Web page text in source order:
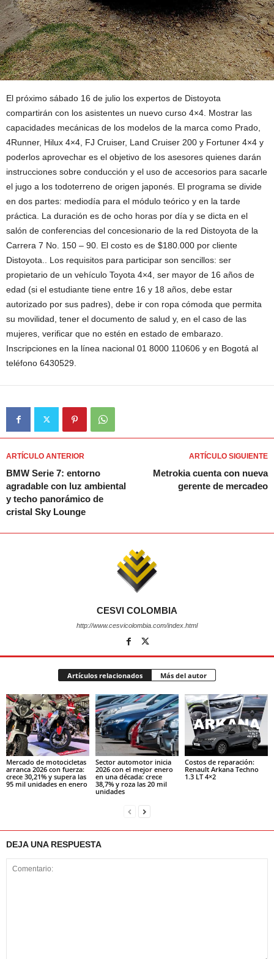
El próximo sábado 16 de julio los expertos de Distoyota
compartirán con los asistentes un nuevo curso 4×4. Mostrar las
capacidades mecánicas de los modelos de la marca como Prado,
4Runner, Hilux 4×4, FJ Cruiser, Land Cruiser 200 y Fortuner 4×4 y
poderlos aprovechar es el objetivo de los asesores quienes darán
instrucciones sobre conducción y el uso de accesorios para sacarle
el jugo a los todoterreno de origen japonés. El programa se divide
en dos partes: mediodía para el módulo teórico y en la tarde
práctica. La duración es de ocho horas por día y se dicta en el
salón de conferencias del concesionario de la red Distoyota de la
Carrera 7 No. 150 – 90. El costo es de $180.000 por cliente
Distoyota.. Los requisitos para participar son sencillos: ser
propietario de un vehículo Toyota 4×4, ser mayor de 16 años de
edad (si el estudiante tiene entre 16 y 18 años, debe estar
autorizado por sus padres), debe ir con ropa cómoda que permita
su movilidad, tener el documento de salud y, en el caso de las
mujeres, verificar que no estén en estado de embarazo.
Inscripciones en la línea nacional 01 8000 110606 y en Bogotá al
teléfono 6430529.
ARTÍCULO ANTERIOR
BMW Serie 7: entorno
agradable con luz ambiental
y techo panorámico de
cristal Sky Lounge
ARTÍCULO SIGUIENTE
Metrokia cuenta con nueva
gerente de mercadeo
CESVI COLOMBIA
http://www.cesvicolombia.com/index.html
Artículos relacionados Más del autor
Mercado de motocicletas
arranca 2026 con fuerza:
crece 30,21% y supera las
95 mil unidades en enero
Sector automotor inicia
2026 con el mejor enero
en una década: crece
38,7% y roza las 20 mil
unidades
Costos de reparación:
Renault Arkana Techno
1.3 LT 4×2
DEJA UNA RESPUESTA